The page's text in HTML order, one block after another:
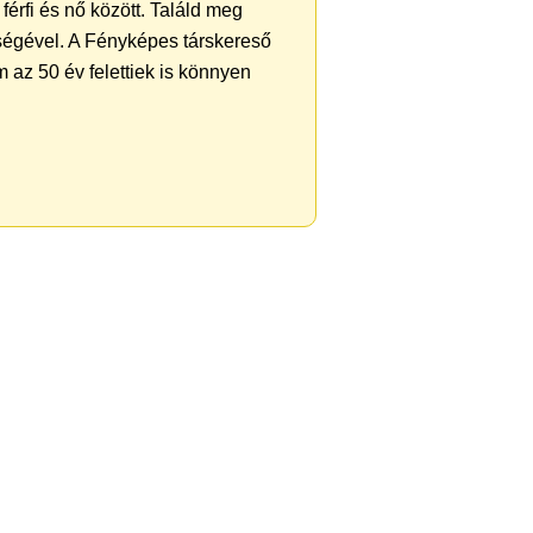
és nő között. Találd meg
A Fényképes társkereső
az 50 év felettiek is könnyen